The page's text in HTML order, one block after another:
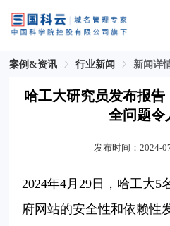
案例&资讯 行业新闻 新闻详
哈工大研究员发布报
全问题令
发布时间：2024-
2024年4月29日，哈工大5
府网站的安全性和依赖性